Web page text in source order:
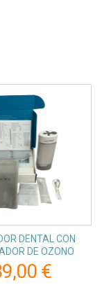
DENTAL CON
DE OZONO
€